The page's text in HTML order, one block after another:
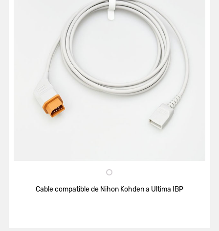
Cable compatible de Nihon Kohden a Ultima IBP